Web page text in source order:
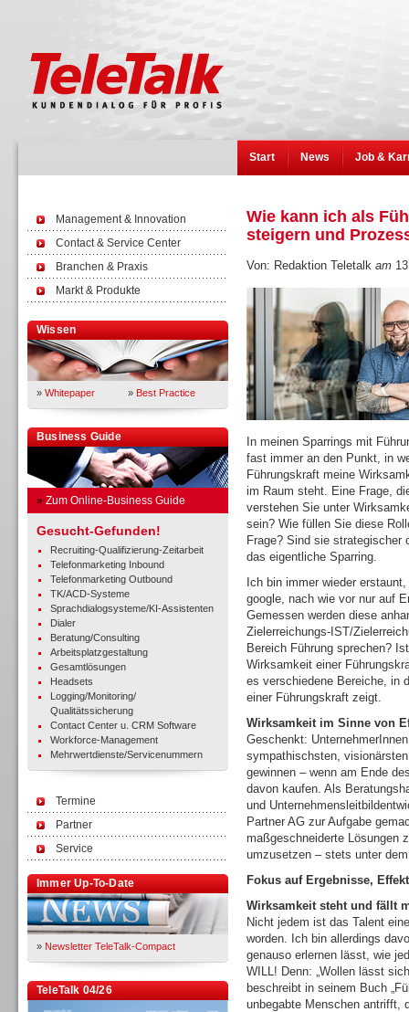
Start News Job &
Management & Innovation
Contact & Service Center
Branchen & Praxis
Markt & Produkte
Wissen
» Whitepaper » Best Practice
Business Guide
» Zum Online-Business Guide
Gesucht-Gefunden!
Recruiting-Qualifizierung-Zeitarbeit
Telefonmarketing Inbound
Telefonmarketing Outbound
TK/ACD-Systeme
Sprachdialogsysteme/KI-Assistenten
Dialer
Beratung/Consulting
Arbeitsplatzgestaltung
Gesamtlösungen
Headsets
Logging/Monitoring/
Qualitätssicherung
Contact Center u. CRM Software
Workforce-Management
Mehrwertdienste/Servicenummern
Termine
Partner
Service
Immer Up-To-Date
» Newsletter TeleTalk-Compact
TeleTalk 04/26
Wie kann ich als
steigern und
Von: Redaktion Teletalk am
In meinen Sparrings mit
fast immer an den Punkt, in
Führungskraft meine
im Raum steht. Eine Frage,
verstehen Sie unter
sein? Wie füllen Sie diese
Frage? Sind sie strategischer
das eigentliche Sparring.
Ich bin immer wieder
google, nach wie vor nur auf
Gemessen werden diese
Zielerreichungs-IST/
Bereich Führung sprechen?
Wirksamkeit einer
es verschiedene Bereiche, in
einer Führungskraft zeigt.
Wirksamkeit im Sinne von
Geschenkt:
sympathischsten,
gewinnen – wenn am Ende
davon kaufen. Als
und
Partner AG zur Aufgabe
maßgeschneiderte Lösungen
umzusetzen – stets unter
Fokus auf Ergebnisse,
Wirksamkeit steht und fällt
Nicht jedem ist das Talent
worden. Ich bin allerdings
genauso erlernen lässt, wie
WILL! Denn: „Wollen lässt
beschreibt in seinem Buch
unbegabte Menschen antrifft,